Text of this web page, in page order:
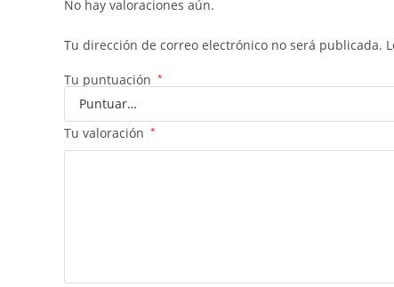
No hay valoraciones aún.
Tu dirección de correo electrónico no será publicada.
Tu puntuación *
Tu valoración *